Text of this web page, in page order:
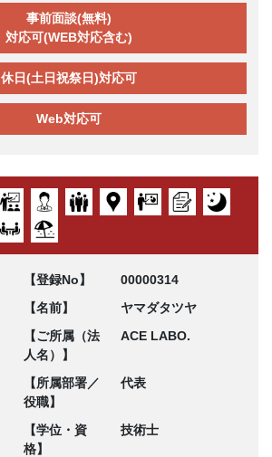
事前面談(無料)
対応可(WEB対応含む)
休日(土日祝祭日)対応可
Web対応可
【登録No】
00000314
【名前】
ヤマダタツヤ
【ご所属（法
人名）】
ACE LABO.
【所属部署／
役職】
代表
【学位・資
格】
技術士